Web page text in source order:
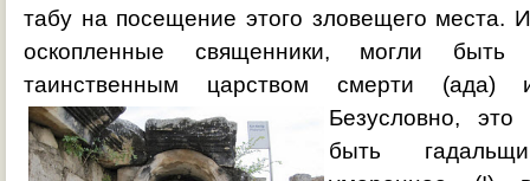
табу на посещение этого зловещего места.
оскопленные священники, могли быть
таинственным царством смерти
Безусловно,
быть